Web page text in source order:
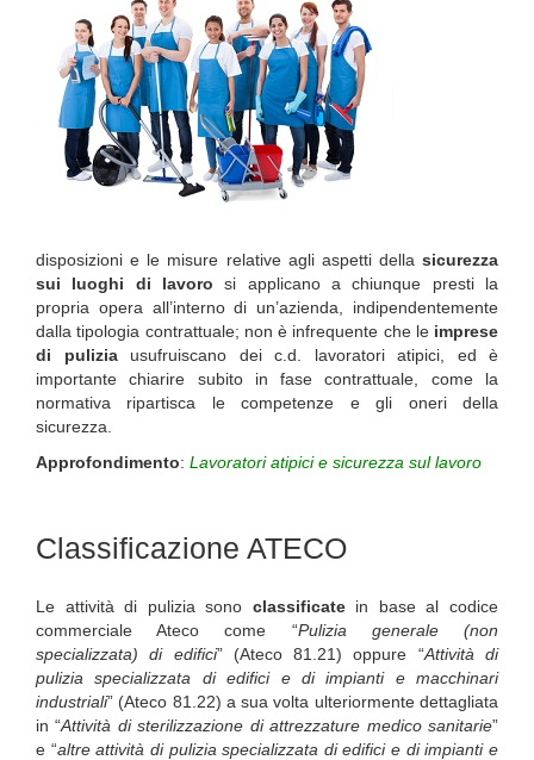
disposizioni e le misure relative agli aspetti della sicurezza
sui luoghi di lavoro si applicano a chiunque presti la
propria opera all’interno di un’azienda, indipendentemente
dalla tipologia contrattuale; non è infrequente che le imprese
di puliziausufruiscano dei c.d. lavoratori atipici, ed è
importante chiarire subito in fase contrattuale, come la
normativa ripartisca le competenze e gli oneri della
sicurezza.
Approfondimento: Lavoratori atipici e sicurezza sul lavoro
Classificazione ATECO
Le attività di pulizia sono classificatein base al codice
commerciale Ateco come “Pulizia generale (non
specializzata) di edifici” (Ateco 81.21) oppure “Attività di
pulizia specializzata di edifici e di impianti e macchinari
industriali” (Ateco 81.22) a sua volta ulteriormente dettagliata
in “Attività di sterilizzazione di attrezzature medico sanitarie”
e “altre attività di pulizia specializzata di edifici e di impianti e